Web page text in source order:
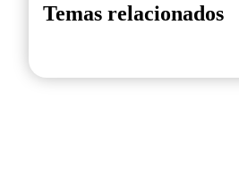
Temas relacionados